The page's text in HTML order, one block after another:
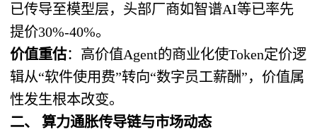
已传导至模型层，头部厂商如智谱AI等已率先
提价30%-40%。
价值重估：高价值Agent的商业化使Token定价逻
辑从“软件使用费”转向“数字员工薪酬”，价值属
性发生根本改变。
二、 算力通胀传导链与市场动态